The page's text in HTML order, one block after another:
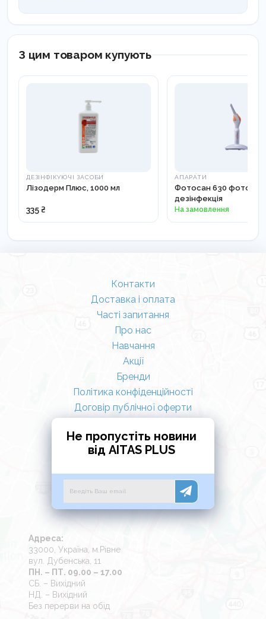
оглядові крісла)
між операціями.
допомоги, сміттєвих та транспортних коробок.
- мобільних та оглядових лежаків, перев’язочних,
ванн та туалетів.
фартухів та білизни).
З цим товаром купують
ДЕЗІНФІКУЮЧІ ЗАСОБИ
Лізодерм Плюс, 1000 мл
335 ₴
АПАРАТИ
Фотосан 630
дезінфекція
На замовлення
Контакти
Доставка і оплата
Часті запитання
Про нас
Навчання
Акції
Бренди
Політика конфіденційності
Договір публічної оферти
Не пропустіть новини
від AITAS PLUS
Адреса:
33000, Україна, м.Рівне
вул. Дубенська, 11
ПН. – ПТ. 09.00 – 17.00
СБ. – Вихідний
НД. – Вихідний
Без перерви на обід